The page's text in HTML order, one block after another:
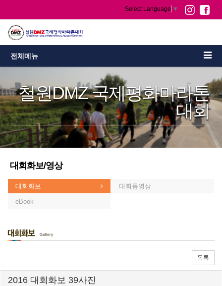
Select Language ▼
전체메뉴
철원DMZ 국제평화마라톤
대회
대회화보/영상
대회화보 대회동영상
eBook
목록
2016 대회화보 39사진